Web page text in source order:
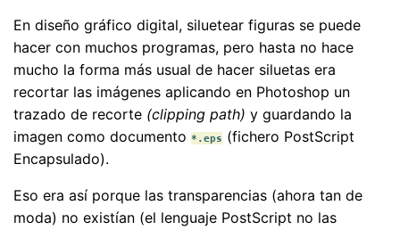
En diseño gráfico digital, siluetear figuras se puede
hacer con muchos programas, pero hasta no hace
mucho la forma más usual de hacer siluetas era
recortar las imágenes aplicando en Photoshop un
trazado de recorte (clipping path) y guardando la
imagen como documento *.eps (fichero PostScript
Encapsulado).
Eso era así porque las transparencias (ahora tan de
moda) no existían (el lenguaje PostScript no las